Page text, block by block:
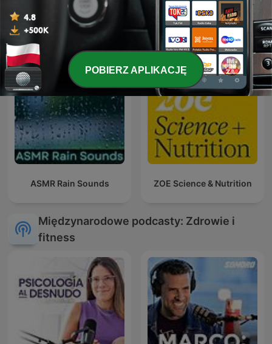
Zwierciadło Podcasty Muzyka natury
ASMR Rain Sounds ZOE Science & Nutrition
Międzynarodowe podcasty: Zdrowie i
fitness
POBIERZ APLIKACJĘ